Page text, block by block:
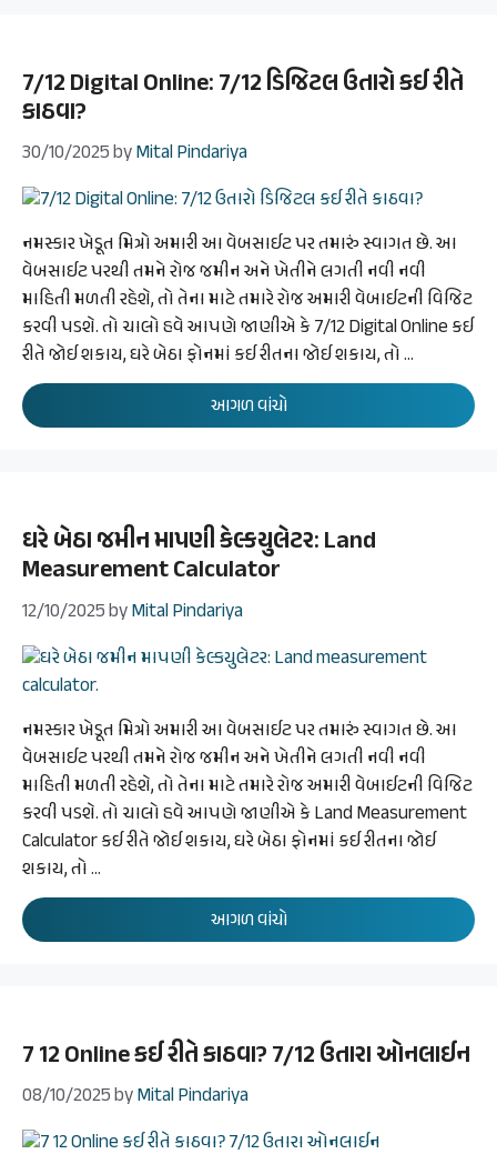
7/12 Digital Online: 7/12 ડિજિટલ ઉતારો કઈ રીતે
કાઠવા?
30/10/2025byMital Pindariya
નમસ્કાર ખેડૂત મિત્રો અમારી આ વેબસાઈટ પર તમારું સ્વાગત છે. આ
વેબસાઈટ પરથી તમને રોજ જમીન અને ખેતીને લગતી નવી નવી
માહિતી મળતી રહેશે, તો તેના માટે તમારે રોજ અમારી વેબાઈટની વિજિટ
કરવી પડશે. તો ચાલો હવે આપણે જાણીએ કે 7/12 Digital Online કઈ
રીતે જોઈ શકાય, ઘરે બેઠા ફોનમાં કઈ રીતના જોઈ શકાય, તો …
આગળ વાંચો
ઘરે બેઠા જમીન માપણી કેલ્કયુલેટર: Land
Measurement Calculator
12/10/2025byMital Pindariya
નમસ્કાર ખેડૂત મિત્રો અમારી આ વેબસાઈટ પર તમારું સ્વાગત છે. આ
વેબસાઈટ પરથી તમને રોજ જમીન અને ખેતીને લગતી નવી નવી
માહિતી મળતી રહેશે, તો તેના માટે તમારે રોજ અમારી વેબાઈટની વિજિટ
કરવી પડશે. તો ચાલો હવે આપણે જાણીએ કે Land Measurement
Calculator કઈ રીતે જોઈ શકાય, ઘરે બેઠા ફોનમાં કઈ રીતના જોઈ
શકાય, તો …
આગળ વાંચો
7 12 Online કઈ રીતે કાઠવા? 7/12 ઉતારા ઓનલાઈન
08/10/2025byMital Pindariya